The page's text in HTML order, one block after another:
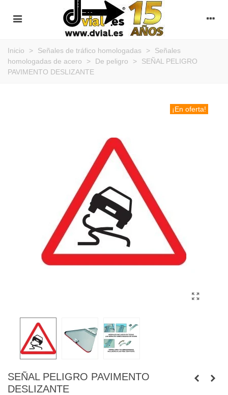
Inicio > Señales de tráfico homologadas >
Señales
homologadas de acero
> De peligro >
SEÑAL PELIGRO
PAVIMENTO DESLIZANTE
¡En oferta!
SEÑAL PELIGRO PAVIMENTO
DESLIZANTE